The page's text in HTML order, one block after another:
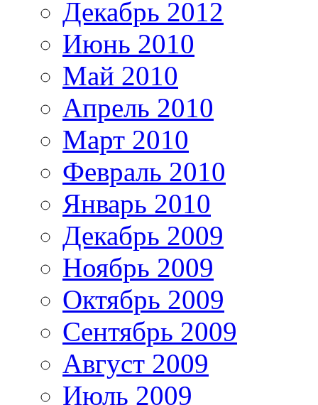
Декабрь 2012
Июнь 2010
Май 2010
Апрель 2010
Март 2010
Февраль 2010
Январь 2010
Декабрь 2009
Ноябрь 2009
Октябрь 2009
Сентябрь 2009
Август 2009
Июль 2009